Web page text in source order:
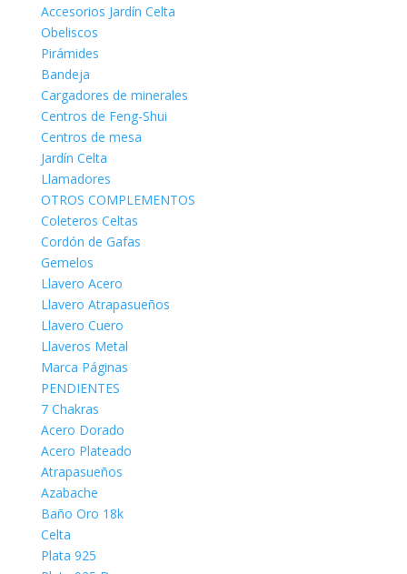
Accesorios Jardín Celta
Obeliscos
Pirámides
Bandeja
Cargadores de minerales
Centros de Feng-Shui
Centros de mesa
Jardín Celta
Llamadores
OTROS COMPLEMENTOS
Coleteros Celtas
Cordón de Gafas
Gemelos
Llavero Acero
Llavero Atrapasueños
Llavero Cuero
Llaveros Metal
Marca Páginas
PENDIENTES
7 Chakras
Acero Dorado
Acero Plateado
Atrapasueños
Azabache
Baño Oro 18k
Celta
Plata 925